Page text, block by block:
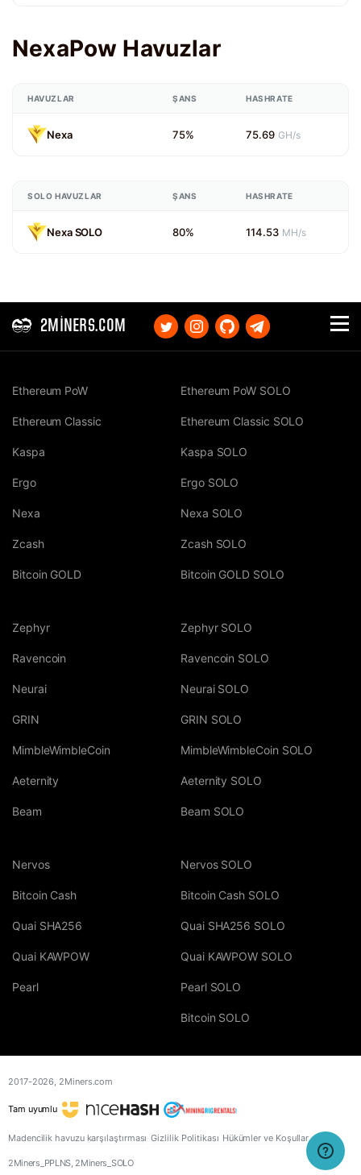
NexaPow Havuzlar
HAVUZLAR ŞANS HASHRATE
Nexa 75% 75.69 GH/s
SOLO HAVUZLAR ŞANS HASHRATE
Nexa SOLO 80% 114.53 MH/s
2MINERS.COM
Ethereum PoW
Ethereum Classic
Kaspa
Ergo
Nexa
Zcash
Bitcoin GOLD
Ethereum PoW SOLO
Ethereum Classic SOLO
Kaspa SOLO
Ergo SOLO
Nexa SOLO
Zcash SOLO
Bitcoin GOLD SOLO
Zephyr
Ravencoin
Neurai
GRIN
MimbleWimbleCoin
Aeternity
Beam
Zephyr SOLO
Ravencoin SOLO
Neurai SOLO
GRIN SOLO
MimbleWimbleCoin SOLO
Aeternity SOLO
Beam SOLO
Nervos
Bitcoin Cash
Quai SHA256
Quai KAWPOW
Pearl
Nervos SOLO
Bitcoin Cash SOLO
Quai SHA256 SOLO
Quai KAWPOW SOLO
Pearl SOLO
Bitcoin SOLO
2017-2026, 2Miners.com
Tam uyumlu
Madencilik havuzu karşılaştırması Gizlilik Politikası Hükümler ve Koşullar
2Miners_PPLNS, 2Miners_SOLO